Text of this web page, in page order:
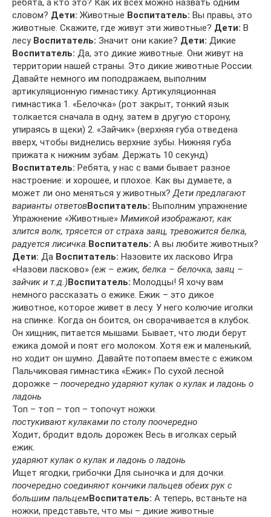
ребята, а кто это? Как их всех можно назвать одним
словом? Дети: Животные Воспитатель: Вы правы, это
животные. Скажите, где живут эти животные? Дети: В
лесу Воспитатель: Значит они какие? Дети: Дикие
Воспитатель: Да, это дикие животные. Они живут на
территории нашей страны. Это дикие животные России.
Давайте немного им поподражаем, выполним
артикуляционную гимнастику. Артикуляционная
гимнастика 1. «Белочка» (рот закрыт, тонкий язык
толкается сначала в одну, затем в другую сторону,
упираясь в щеки) 2. «Зайчик» (верхняя губа отведена
вверх, чтобы виднелись верхние зубы. Нижняя губа
прижата к нижним зубам. Держать 10 секунд)
Воспитатель: Ребята, у нас с вами бывает разное
настроение: и хорошее, и плохое. Как вы думаете, а
может ли оно меняться у животных?Дети предлагают
варианты ответовВоспитатель: Выполним упражнение
Упражнение «Животные» Мимикой изображают, как
злится волк, трясется от страха заяц, тревожится белка,
радуется лисичка.Воспитатель: А вы любите животных?
Дети: Да Воспитатель: Назовите их ласково Игра
«Назови ласково» (еж – ежик, белка – белочка, заяц –
зайчик и т.д.)Воспитатель: Молодцы! Я хочу вам
немного рассказать о ежике. Ежик – это дикое
животное, которое живет в лесу. У него колючие иголки
на спинке. Когда он боится, он сворачивается в клубок.
Он хищник, питается мышами. Бывает, что люди берут
ежика домой и поят его молоком. Хотя еж и маленький,
но ходит он шумно. Давайте потопаем вместе с ежиком.
Пальчиковая гимнастика «Ежик» По сухой лесной
дорожке – поочередно ударяют кулак о кулак и ладонь о
ладонь
Топ – топ – топ – топочут ножки.
постукивают кулаками по столу поочередно
Ходит, бродит вдоль дорожек Весь в иголках серый
ежик.
ударяют кулак о кулак и ладонь о ладонь
Ищет ягодки, грибочки Для сыночка и для дочки.
поочередно соединяют кончики пальцев обеих рук с
большим пальцемВоспитатель: А теперь, встаньте на
ножки, представьте, что мы – дикие животные